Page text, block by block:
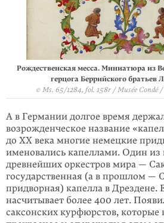
Рождественская месса. Миниатюра из
герцога Беррийского братьев
© Ms. 65/1284, fol. 158r / Musée Condé
А в Германии долгое время
возрожденческое название
до ХХ века многие немецкие
именовались капеллами. Один
древнейших оркестров мира —
государственная (а в прошлом —
придворная) капелла в Дрездене.
насчитывает более 400 лет.
саксонских курфюрстов, которые